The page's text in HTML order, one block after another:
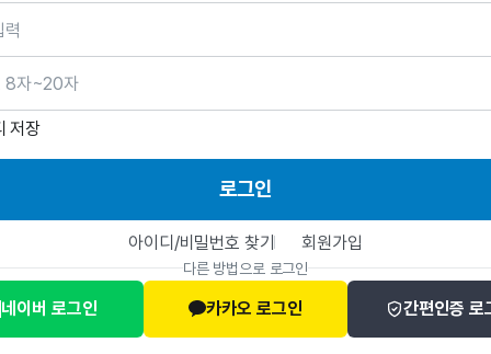
저장
로그인
아이디/비밀번호 찾기 회원가입
다른 방법으로 로그인
네이버 로그인 카카오 로그인 간편인증 로